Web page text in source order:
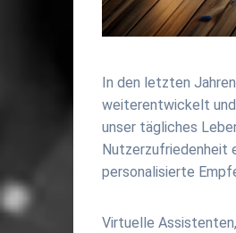
In den letzten
weiterentwickelt und
unser tägliches
Nutzerzufriedenheit
personalisierte
Virtuelle